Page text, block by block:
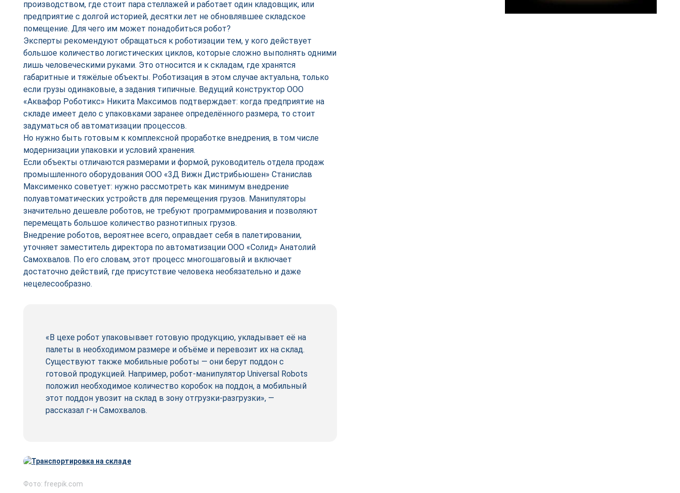
производством, где стоит пара стеллажей и работает один кладовщик, или
предприятие с долгой историей, десятки лет не обновлявшее складское
помещение. Для чего им может понадобиться робот?
Эксперты рекомендуют обращаться к роботизации тем, у кого действует
большое количество логистических циклов, которые сложно выполнять одними
лишь человеческими руками. Это относится и к складам, где хранятся
габаритные и тяжёлые объекты. Роботизация в этом случае актуальна, только
если грузы одинаковые, а задания типичные. Ведущий конструктор ООО
«Аквафор Роботикс» Никита Максимов подтверждает: когда предприятие на
складе имеет дело с упаковками заранее определённого размера, то стоит
задуматься об автоматизации процессов.
Но нужно быть готовым к комплексной проработке внедрения, в том числе
модернизации упаковки и условий хранения.
Если объекты отличаются размерами и формой, руководитель отдела продаж
промышленного оборудования ООО «3Д Вижн Дистрибьюшен» Станислав
Максименко советует: нужно рассмотреть как минимум внедрение
полуавтоматических устройств для перемещения грузов. Манипуляторы
значительно дешевле роботов, не требуют программирования и позволяют
перемещать большое количество разнотипных грузов.
Внедрение роботов, вероятнее всего, оправдает себя в палетировании,
уточняет заместитель директора по автоматизации ООО «Солид» Анатолий
Самохвалов. По его словам, этот процесс многошаговый и включает
достаточно действий, где присутствие человека необязательно и даже
нецелесообразно.
«В цехе робот упаковывает готовую продукцию, укладывает её на
палеты в необходимом размере и объёме и перевозит их на склад.
Существуют также мобильные роботы — они берут поддон с
готовой продукцией. Например, робот-манипулятор Universal Robots
положил необходимое количество коробок на поддон, а мобильный
этот поддон увозит на склад в зону отгрузки-разгрузки», —
рассказал г-н Самохвалов.
Фото: freepik.com